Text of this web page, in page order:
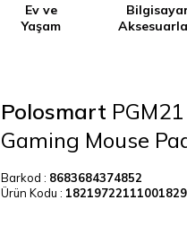
Ev ve
Yaşam
Polosmart PGM21
Gaming Mouse
Barkod : 8683684374852
Ürün Kodu :